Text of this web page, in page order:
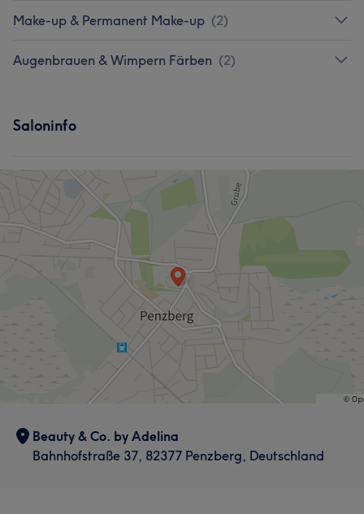
Make-up & Permanent Make-up (2)
Augenbrauen & Wimpern Färben (2)
Saloninfo
Beauty & Co. by Adelina
Bahnhofstraße 37, 82377 Penzberg, Deutschland